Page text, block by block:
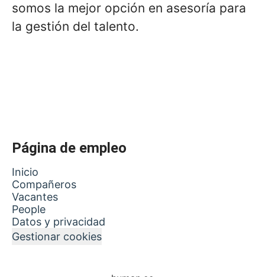
somos la mejor opción en asesoría para
la gestión del talento.
Página de empleo
Inicio
Compañeros
Vacantes
People
Datos y privacidad
Gestionar cookies